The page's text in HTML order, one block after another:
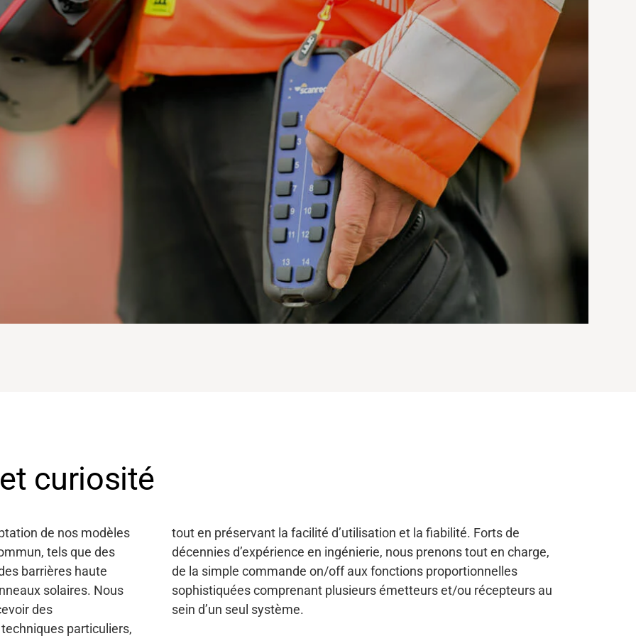
curiosité
de nos modèles
tels que des
barrières haute
solaires. Nous
des
particuliers,
la fiabilité. Forts de
tout en charge,
proportionnelles
et/ou récepteurs au
sein d’un seul système.